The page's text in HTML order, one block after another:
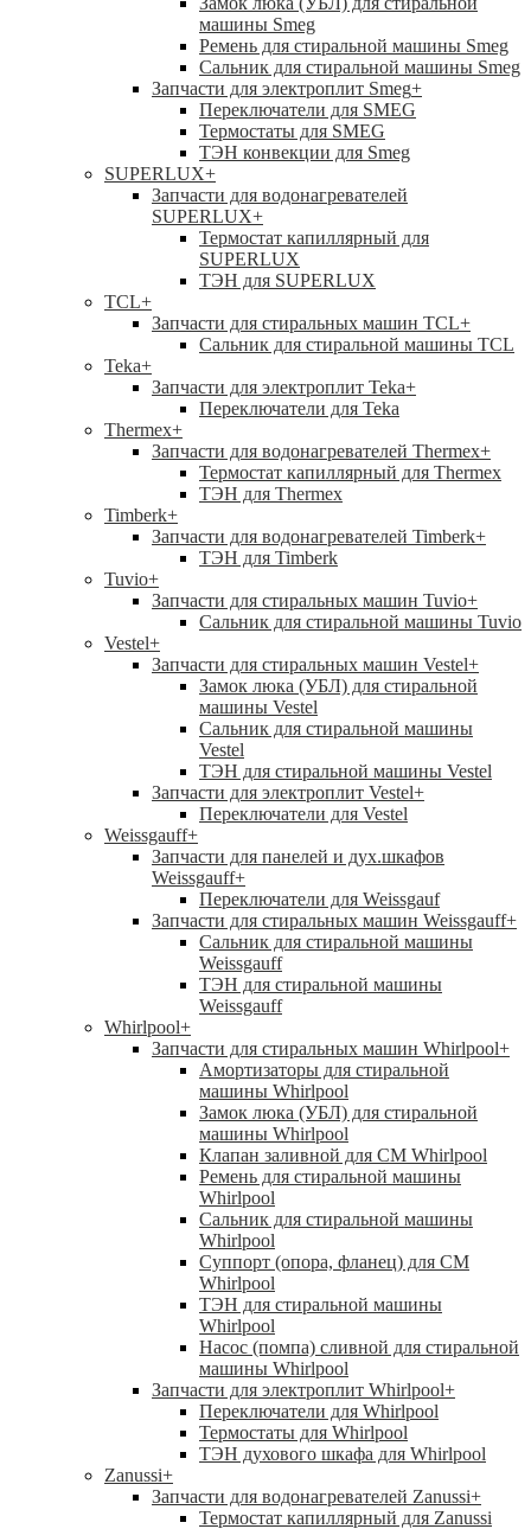
машины Smeg
Ремень для стиральной машины Smeg
Сальник для стиральной машины Smeg
Запчасти для электроплит Smeg+
Переключатели для SMEG
Термостаты для SMEG
ТЭН конвекции для Smeg
SUPERLUX+
Запчасти для водонагревателей
SUPERLUX+
Термостат капиллярный для
SUPERLUX
ТЭН для SUPERLUX
TCL+
Запчасти для стиральных машин TCL+
Сальник для стиральной машины TCL
Teka+
Запчасти для электроплит Teka+
Переключатели для Teka
Thermex+
Запчасти для водонагревателей Thermex+
Термостат капиллярный для Thermex
ТЭН для Thermex
Timberk+
Запчасти для водонагревателей Timberk+
ТЭН для Timberk
Tuvio+
Запчасти для стиральных машин Tuvio+
Сальник для стиральной машины Tuvio
Vestel+
Запчасти для стиральных машин Vestel+
Замок люка (УБЛ) для стиральной
машины Vestel
Сальник для стиральной машины
Vestel
ТЭН для стиральной машины Vestel
Запчасти для электроплит Vestel+
Переключатели для Vestel
Weissgauff+
Запчасти для панелей и дух.шкафов
Weissgauff+
Переключатели для Weissgauf
Запчасти для стиральных машин Weissgauff+
Сальник для стиральной машины
Weissgauff
ТЭН для стиральной машины
Weissgauff
Whirlpool+
Запчасти для стиральных машин Whirlpool+
Амортизаторы для стиральной
машины Whirlpool
Замок люка (УБЛ) для стиральной
машины Whirlpool
Клапан заливной для СМ Whirlpool
Ремень для стиральной машины
Whirlpool
Сальник для стиральной машины
Whirlpool
Суппорт (опора, фланец) для СМ
Whirlpool
ТЭН для стиральной машины
Whirlpool
Насос (помпа) сливной для стиральной
машины Whirlpool
Запчасти для электроплит Whirlpool+
Переключатели для Whirlpool
Термостаты для Whirlpool
ТЭН духового шкафа для Whirlpool
Zanussi+
Запчасти для водонагревателей Zanussi+
Термостат капиллярный для Zanussi